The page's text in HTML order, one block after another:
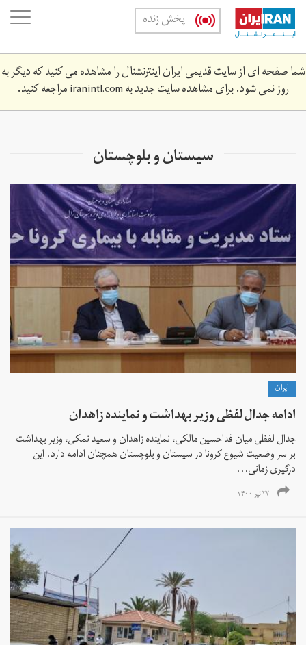
Skip
main
content
پخش زنده
شما صفحه ای از سایت قدیمی ایران اینترنشنال را مشاهده می کنید که دیگر به
روز نمی شود. برای مشاهده سایت جدید بهiranintl.comمراجعه کنید.
سیستان و بلوچستان
ايران
ادامه جدال لفظی وزیر بهداشت و نماینده زاهدان
جدال لفظی میان فداحسین مالکی، نماینده زاهدان و سعید نمکی، وزیر بهداشت
بر سر وضعیت شیوع کرونا در سیستان و بلوچستان همچنان ادامه دارد. این
درگیری زمانی...
۲۲ تیر ۱۴۰۰